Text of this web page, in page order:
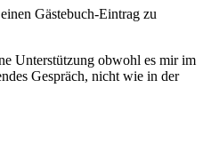
Gästebuch-Eintrag zu
Unterstützung obwohl es mir im
Gespräch, nicht wie in der